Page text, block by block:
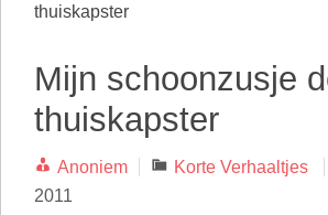
thuiskapster
Mijn schoonzusje
thuiskapster
Anoniem Categorieën
Korte Verhaaltjes
2011